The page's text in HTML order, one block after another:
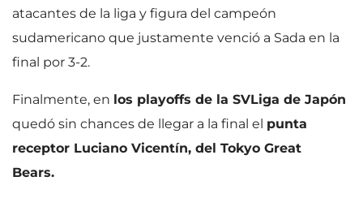
atacantes de la liga y figura del campeón
sudamericano que justamente venció a Sada en la
final por 3-2.
Finalmente, en los playoffs de la SVLiga de Japón
quedó sin chances de llegar a la final el punta
receptor Luciano Vicentín, del Tokyo Great
Bears.